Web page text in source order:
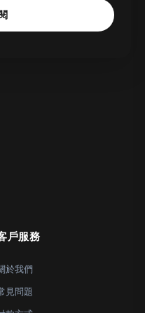
戶服務
於我們
見問題